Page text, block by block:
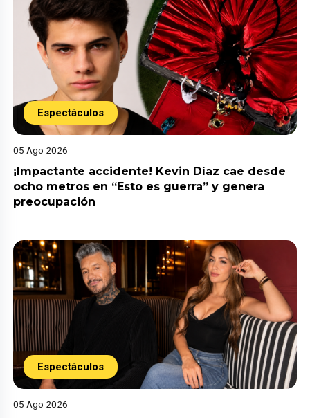
Espectáculos
05 Ago 2026
¡Impactante accidente! Kevin Díaz cae desde
ocho metros en “Esto es guerra” y genera
preocupación
Espectáculos
05 Ago 2026